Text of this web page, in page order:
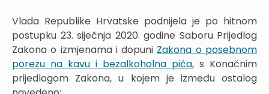
Vlada Republike Hrvatske podnijela je po hitnom
postupku 23. siječnja 2020. godine Saboru Prijedlog
Zakona o izmjenama i dopuni Zakona o posebnom
porezu na kavu i bezalkoholna pića, s Konačnim
prijedlogom Zakona, u kojem je između ostalog